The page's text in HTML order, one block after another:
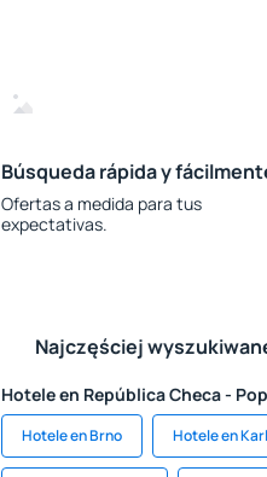
Búsqueda rápida y
Ofertas a medida para tus
expectativas.
Najczęściej
Hotele en República Checa -
Hotele en Brno Hotele en